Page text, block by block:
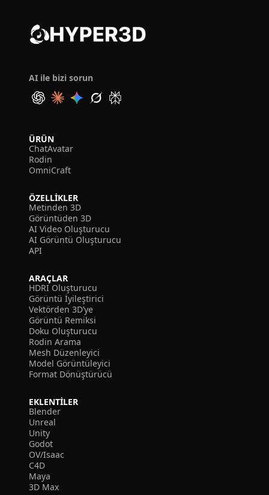
AI ile bizi sorun
ÜRÜN
ChatAvatar
Rodin
OmniCraft
ÖZELLIKLER
Metinden 3D
Görüntüden 3D
AI Video Oluşturucu
AI Görüntü Oluşturucu
API
ARAÇLAR
HDRI Oluşturucu
Görüntü İyileştirici
Vektörden 3D’ye
Görüntü Remiksi
Doku Oluşturucu
Rodin Arama
Mesh Düzenleyici
Model Görüntüleyici
Format Dönüştürücü
EKLENTILER
Blender
Unreal
Unity
Godot
OV/Isaac
C4D
Maya
3D Max